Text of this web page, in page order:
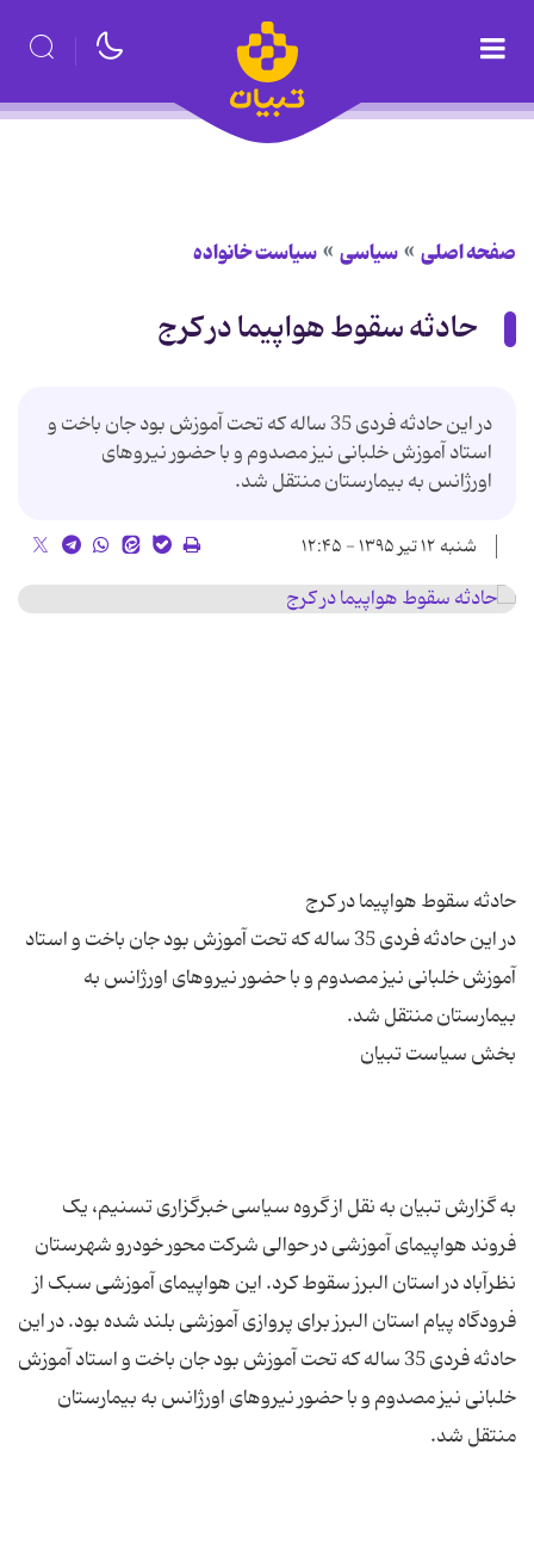
صفحه اصلی سیاسی سیاست خانواده
حادثه سقوط هواپیما در کرج
در این حادثه فردی 35 ساله که تحت آموزش بود جان باخت و
استاد آموزش خلبانی نیز مصدوم و با حضور نیروهای
اورژانس به بیمارستان منتقل شد.
شنبه ۱۲ تیر ۱۳۹۵ - ۱۲:۴۵
در این حادثه فردی 35 ساله که تحت آموزش بود جان باخت و استاد
آموزش خلبانی نیز مصدوم و با حضور نیروهای اورژانس به
به گزارش تبیان به نقل از گروه سیاسی خبرگزاری تسنیم، یک
فروند هواپیمای آموزشی در حوالی شرکت محور خودرو شهرستان
نظرآباد در استان البرز سقوط کرد. این هواپیمای آموزشی سبک از
فرودگاه پیام استان البرز برای پروازی آموزشی بلند شده بود. در این
حادثه فردی 35 ساله که تحت آموزش بود جان باخت و استاد آموزش
خلبانی نیز مصدوم و با حضور نیروهای اورژانس به بیمارستان